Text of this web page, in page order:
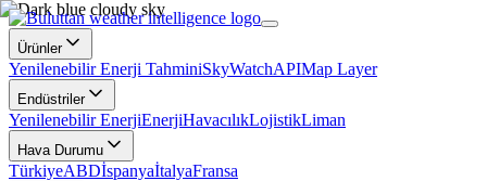
Ürünler
Yenilenebilir Enerji TahminiSkyWatchAPIMap Layer
Endüstriler
Yenilenebilir EnerjiEnerjiHavacılıkLojistikLiman
Hava Durumu
TürkiyeABDİspanyaİtalyaFransa